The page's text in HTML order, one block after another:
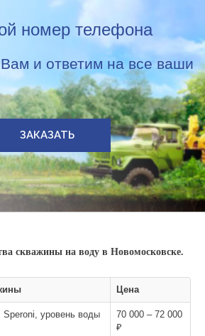
номер телефона
и ответим на все ваши
ЗАКАЗАТЬ
скважины на воду в Новомосковске.
Цена
Speroni, уровень воды
70 000 – 72 000
₽